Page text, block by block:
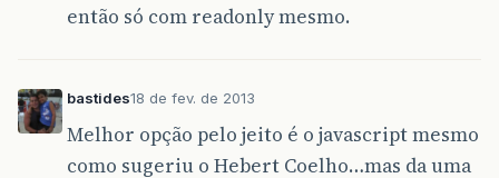
então só com readonly mesmo.
bastides18 de fev. de 2013
Melhor opção pelo jeito é o javascript mesmo
como sugeriu o Hebert Coelho…mas da uma